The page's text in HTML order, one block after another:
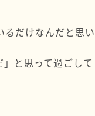
るだけなんだと思い
と思って過ごして